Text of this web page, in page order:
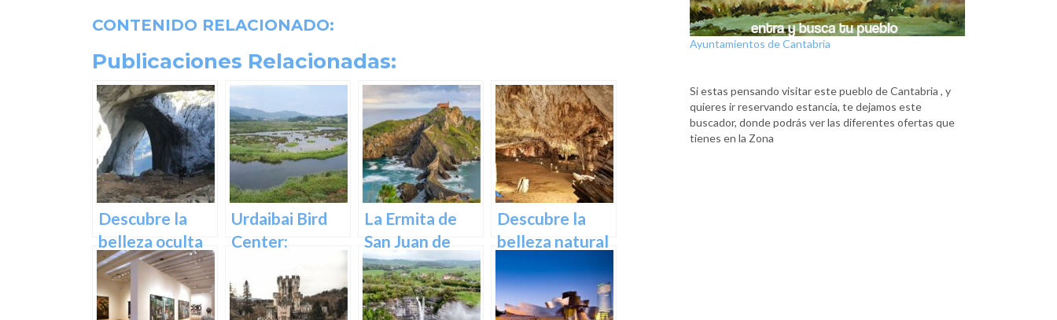
CONTENIDO RELACIONADO:
Publicaciones Relacionadas:
Descubre la
belleza oculta
de Guipuzcoa
en las Cuevas
de Oñati
Urdaibai Bird
Center:
vida de las aves
en plena
La Ermita de
San Juan de
Gaztelugatxe:
Historia, Ruta y
Experiencia
Descubre la
belleza natural
de Pozalagua:
Información y
Ayuntamientos de Cantabria
Si estas pensando visitar este pueblo de Cantabria , y
quieres ir reservando estancia, te dejamos este
buscador, donde podrás ver las diferentes ofertas que
tienes en la Zona